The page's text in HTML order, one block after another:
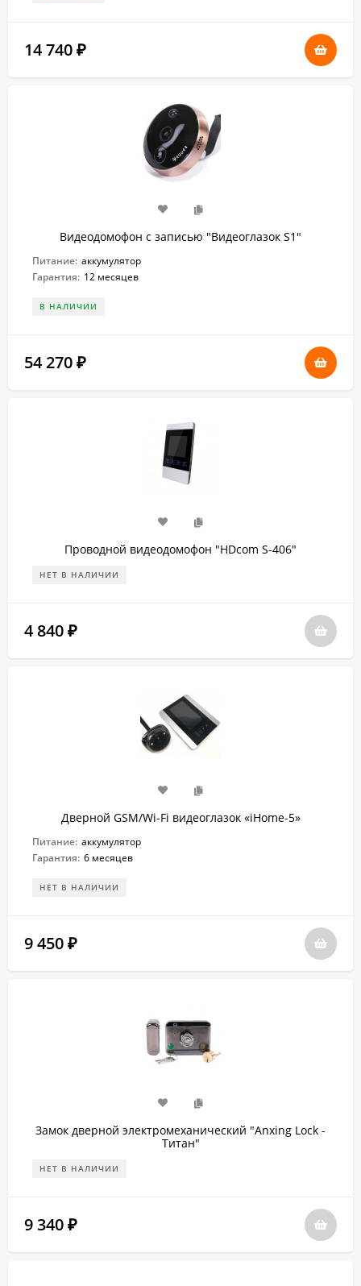
14 740 ₽
Видеодомофон с записью "Видеоглазок S1"
Питание: аккумулятор
Гарантия: 12 месяцев
В НАЛИЧИИ
54 270 ₽
Проводной видеодомофон "HDcom S-406"
НЕТ В НАЛИЧИИ
4 840 ₽
Дверной GSM/Wi-Fi видеоглазок «iHome-5»
Питание: аккумулятор
Гарантия: 6 месяцев
НЕТ В НАЛИЧИИ
9 450 ₽
Замок дверной электромеханический "Anxing Lock -
Титан"
НЕТ В НАЛИЧИИ
9 340 ₽